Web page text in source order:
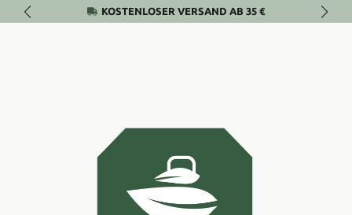
Zum Hauptinhalt springenKOSTENLOSER VERSAND AB 35 €